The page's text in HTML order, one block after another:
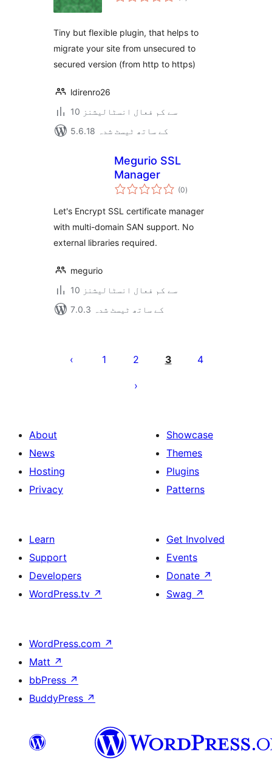
Tiny but flexible plugin, that helps to
migrate your site from unsecured to
secured version (from http to https)
ldirenro26
10 سے کم فعال انسٹالیشنز
5.6.18 کے ساتھ ٹیسٹ شدہ
Megurio SSL
Manager
(0مجموعی
درجہ
)
Let's Encrypt SSL certificate manager
with multi-domain SAN support. No
external libraries required.
megurio
10 سے کم فعال انسٹالیشنز
7.0.3 کے ساتھ ٹیسٹ شدہ
pagination
1 2 3 4
About
News
Hosting
Privacy
Showcase
Themes
Plugins
Patterns
Learn
Support
Developers
WordPress.tv ↗
Get Involved
Events
Donate ↗
Swag ↗
WordPress.com ↗
Matt ↗
bbPress ↗
BuddyPress ↗